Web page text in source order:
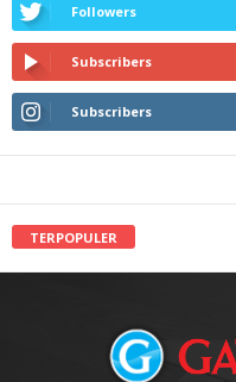
Followers
Subscribers
Subscribers